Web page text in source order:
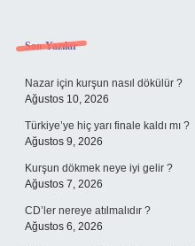
Sidebar
Son Yazılar
Nazar için kurşun nasıl dökülür ?
Ağustos 10, 2026
Türkiye’ye hiç yarı finale kaldı mı ?
Ağustos 9, 2026
Kurşun dökmek neye iyi gelir ?
Ağustos 7, 2026
CD’ler nereye atılmalıdır ?
Ağustos 6, 2026